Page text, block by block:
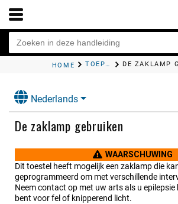
HOME TOEPASSINGEN VOOR HOOFDMENU
Nederlands
De zaklamp gebruiken
WAARSCHUWING
Dit toestel heeft mogelijk een zaklamp die
geprogrammeerd om met verschillende
Neem contact op met uw arts als u epilepsie
bent voor fel of knipperend licht.